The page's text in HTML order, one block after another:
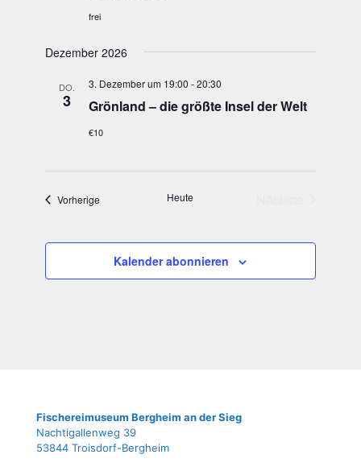
frei
Dezember 2026
DO.
3 Grön­land – die größ­te Insel der Welt
3. Dezember um 19:00 -20:30
€10
Vorherige VeranstaltungenHeute
Kalender abonnieren
Fische­rei­mu­se­um Berg­heim an der Sieg
Nach­ti­gal­len­weg 39
53844 Troisdorf-Bergheim